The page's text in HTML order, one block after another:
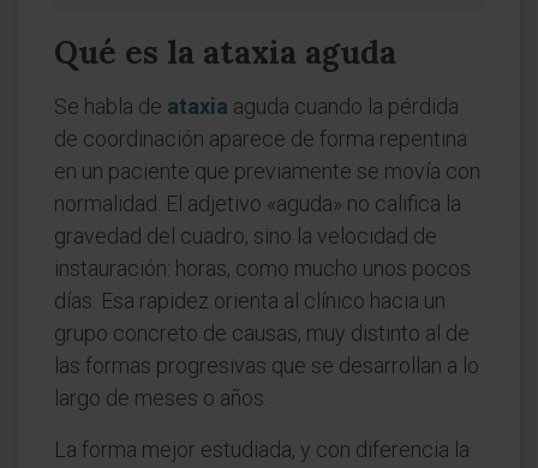
Qué es la ataxia aguda
Se habla de ataxia aguda cuando la pérdida
de coordinación aparece de forma repentina
en un paciente que previamente se movía con
normalidad. El adjetivo «aguda» no califica la
gravedad del cuadro, sino la velocidad de
instauración: horas, como mucho unos pocos
días. Esa rapidez orienta al clínico hacia un
grupo concreto de causas, muy distinto al de
las formas progresivas que se desarrollan a lo
largo de meses o años.
La forma mejor estudiada, y con diferencia la